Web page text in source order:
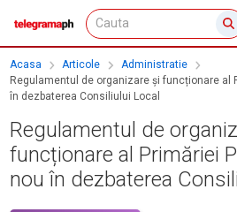
Acasa Articole
Administratie
Regulamentul de organizare și funcționare al
în dezbaterea Consiliului Local
Regulamentul de
funcționare al Primăriei
nou în dezbaterea